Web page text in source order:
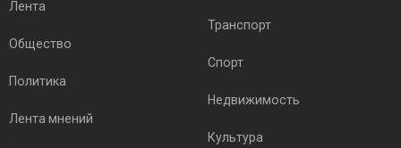
Лента
Общество
Политика
Лента мнений
Транспорт
Спорт
Недвижимость
Культура